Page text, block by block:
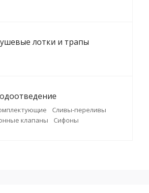
лотки и трапы
Сливы-переливы
клапаны
Сифоны